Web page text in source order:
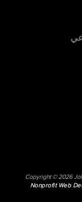
Copyright © 2026
Nonprofit Web